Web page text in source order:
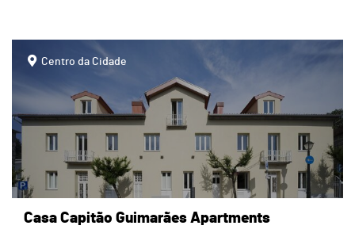
Centro da Cidade
Casa Capitão Guimarães Apartments